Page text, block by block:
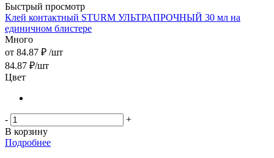
Быстрый просмотр
Клей контактный STURM УЛЬТРАПРОЧНЫЙ 30 мл на
единичном блистере
Много
от 84.87 ₽ /шт
84.87 ₽/шт
Цвет
-
+
В корзину
Подробнее